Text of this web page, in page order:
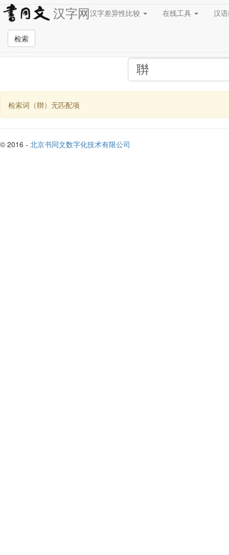
汉字网汉字差异性比较 在线工具 汉
检索
全站检索页面
检索词（聨）无匹配项
© 2016 - 北京书同文数字化技术有限公司